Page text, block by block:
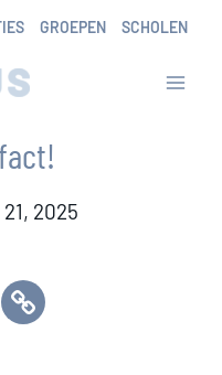
GROEPEN SCHOLEN
2025